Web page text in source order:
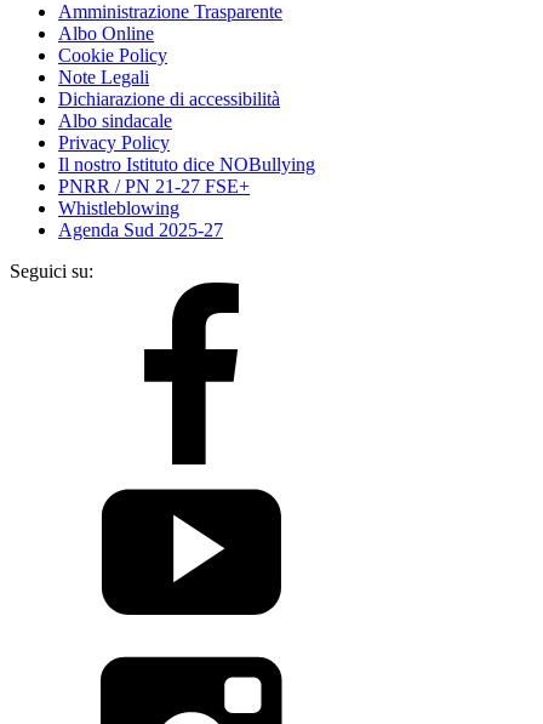
Amministrazione Trasparente
Albo Online
Cookie Policy
Note Legali
Dichiarazione di accessibilità
Albo sindacale
Privacy Policy
Il nostro Istituto dice NOBullying
PNRR / PN 21-27 FSE+
Whistleblowing
Agenda Sud 2025-27
Seguici su: